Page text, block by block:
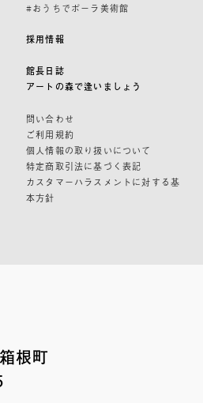
#おうちでポーラ美術館
採用情報
館長日誌
アートの森で逢いましょう
問い合わせ
ご利用規約
個人情報の取り扱いについて
特定商取引法に基づく表記
カスタマーハラスメントに対する基
本方針
根町